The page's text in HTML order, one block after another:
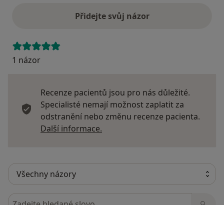
Přidejte svůj názor
1 názor
Recenze pacientů jsou pro nás důležité.
Specialisté nemají možnost zaplatit za
odstranění nebo změnu recenze pacienta.
Další informace.
Hledejte v názorech